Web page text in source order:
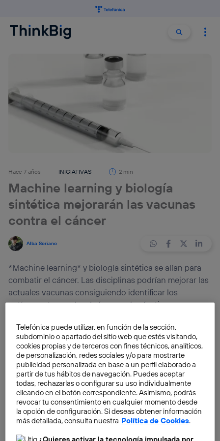
Buscar
Hace 7 años INICIATIVAS 2 min
Machine learning y biología
sintética mejorarán las vacunas
contra el cáncer
Alba Soriano
*Machine learning* y biología sintética se alían para
combatir el cáncer. Las disciplinas podrían mejorar las
actuales vacunas consiguiendo identificar los
antígenos tumorales de forma más efectiva.
La compañíaHelix Nanotechnologiesha recibido una
donación deSchmidt Futurespara llevar a cabo una
iniciativa que acelerará los procesos de creación de
vacunas personalizadas contra el cáncer.
La compañía, tecnológica y científica, colaborará con
ellaboratorio Hacoheny elInstituto Parker,
combinandobiologíaymachine learningpara mejorar
Telefónica puede utilizar, en función de la sección,
subdominio o apartado del sitio web que estés visitando,
cookies propias y de terceros con fines técnicos, analíticos,
de personalización, redes sociales y/o para mostrarte
publicidad personalizada en base a un perfil elaborado a
partir de tus hábitos de navegación. Puedes aceptar
todas, rechazarlas o configurar su uso individualmente
clicando en el botón correspondiente. Asimismo, podrás
revocar tu consentimiento en cualquier momento desde
la opción de configuración. Si deseas obtener información
más detallada, consulta nuestra Política de Cookies.
¿Quieres activar la tecnología impulsada por